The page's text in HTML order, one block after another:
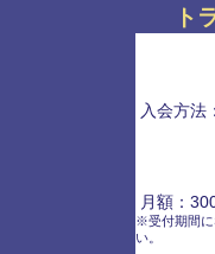
ト
入会方法
月額：
※受付期間に
い。